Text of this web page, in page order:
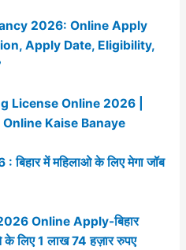
2026: Online Apply
Apply Date, Eligibility,
License Online 2026 |
Kaise Banaye
में महिलाओ के लिए मेगा जॉब
Online Apply-बिहार
के लिए 1 लाख 74 हज़ार रुपए